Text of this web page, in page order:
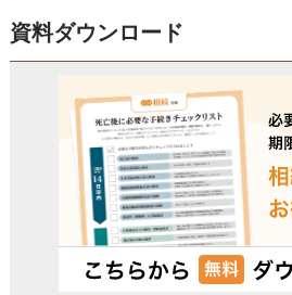
資料ダウンロード